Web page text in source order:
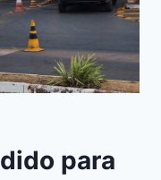
para